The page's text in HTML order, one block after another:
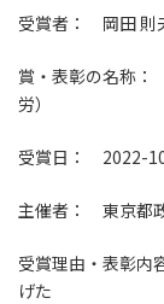
受賞者： 岡田 則
賞・表彰の名称
労）
受賞日： 2022-
主催者： 東京都
受賞理由・表彰
げた